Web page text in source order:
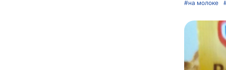
#на молоке